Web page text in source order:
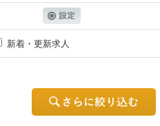
新着・更新求人